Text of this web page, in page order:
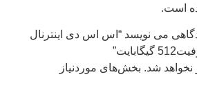
است.
می نویسد “اس اس دی اینترنال
نخواهد شد. بخش‌های موردنیاز